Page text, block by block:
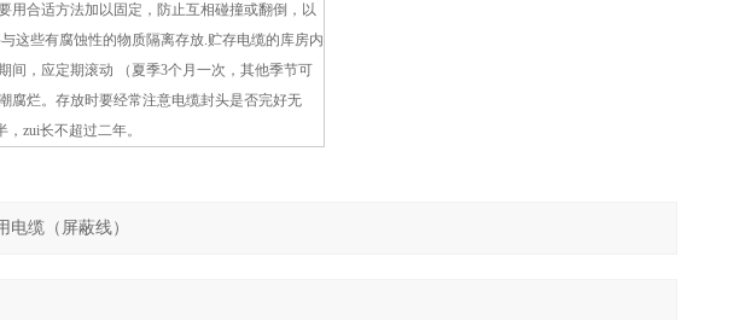
用合适方法加以固定，防止互相碰撞或翻倒，以
这些有腐蚀性的物质隔离存放.贮存电缆的库房内
，应定期滚动 （夏季3个月一次，其他季节可
腐烂。存放时要经常注意电缆封头是否完好无
zui长不超过二年。